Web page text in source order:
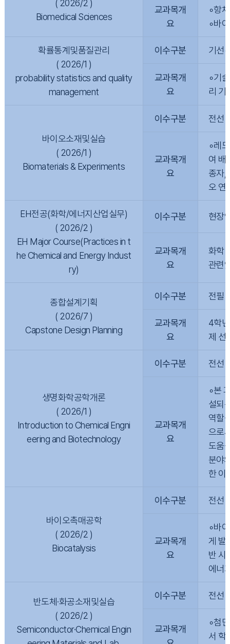
( 2026/2 )
Biomedical Sciences
교과목개
요
∘항
∘바
확률통계및품질관리
( 2026/1 )
probability statistics and quality
management
이수구분 기선(
교과목개
요
∘기
리 기
바이오소재및실습
( 2026/1 )
Biomaterials & Experiments
이수구분 전선
교과목개
요
∘레
여 배
종자,
오 연
EH전공(화학/에너지산업실무)
( 2026/2 )
EH Major Course(Practices in t
he Chemical and Energy Indust
ry)
이수구분 현장
교과목개
요
화학
관련
종합설계기획
( 2026/7 )
Capstone Design Planning
이수구분 전필
교과목개
요
4학
제 선
생명화학공학개론
( 2026/1 )
Introduction to Chemical Engni
eering and Biotechnology
이수구분 전선
교과목개
요
∘본
설되
역할
으로
도움
분야
한 이
바이오촉매공학
( 2026/2 )
Biocatalysis
이수구분 전선
교과목개
요
∘바
게 발
반 시
에너
반도체·화공소재및실습
( 2026/2 )
Semiconductor·Chemical Engin
이수구분 전선
교과목개
∘첨
서 학